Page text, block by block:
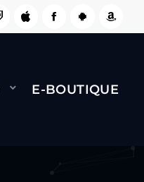
BERNARD MINET - FLY
E-BOUTIQUE